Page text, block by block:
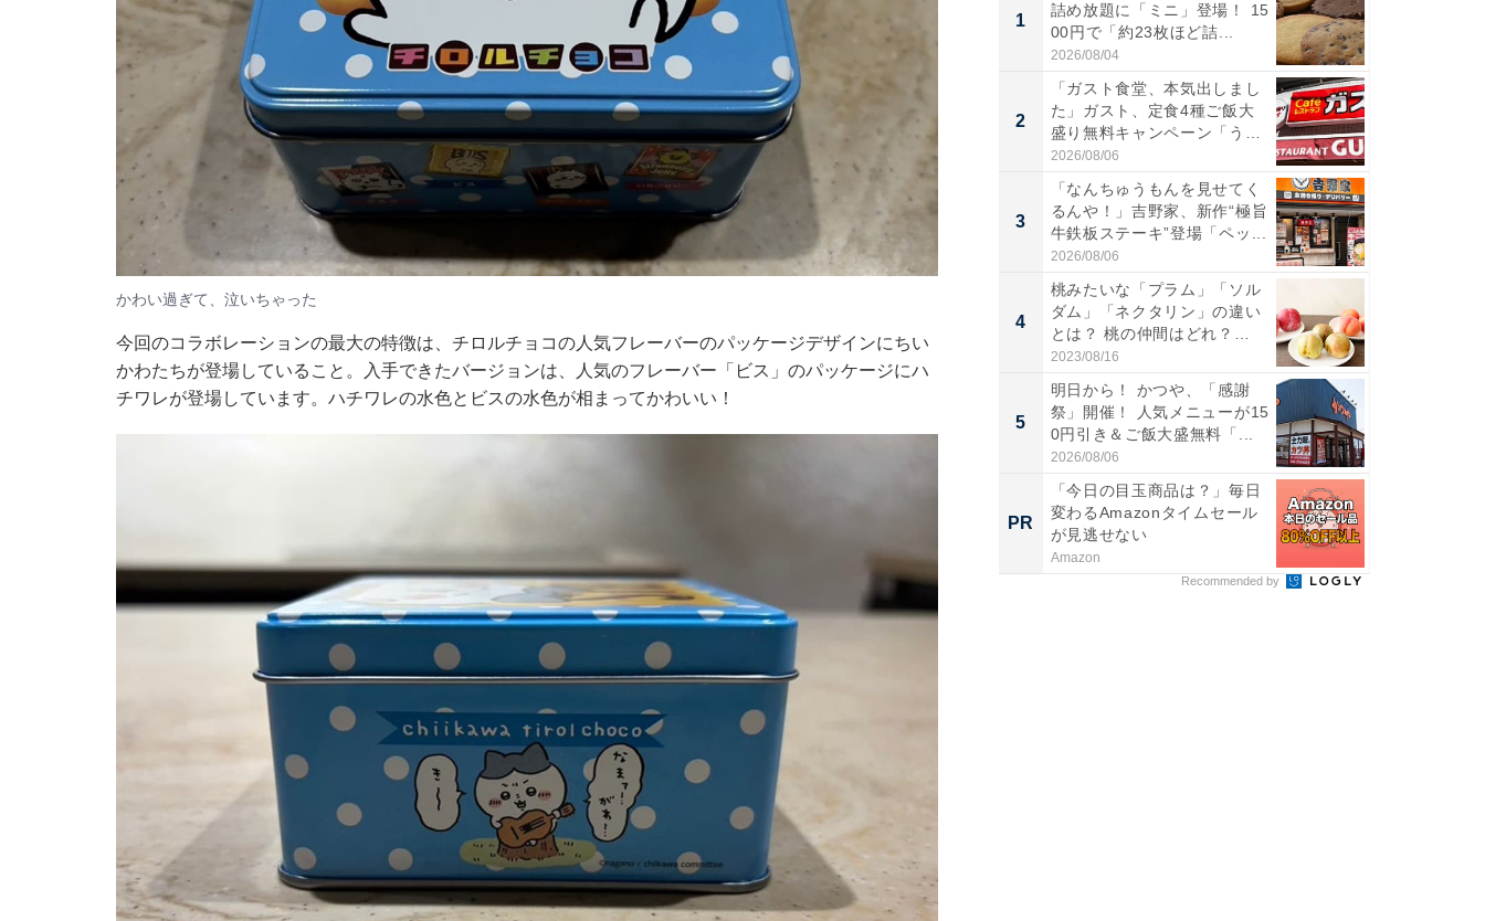
かわい過ぎて、泣いちゃった
今回のコラボレーションの最大の特徴は、チロルチョコの人気フレーバーのパッケージデザインにちい
かわたちが登場していること。入手できたバージョンは、人気のフレーバー「ビス」のパッケージにハ
チワレが登場しています。ハチワレの水色とビスの水色が相まってかわいい！
1
詰め放題に「ミニ」登場！ 15
00円で「約23枚ほど詰...
2026/08/04
2
「ガスト食堂、本気出しまし
た」ガスト、定食4種ご飯大
盛り無料キャンペーン「うお
お...
2026/08/06
3
「なんちゅうもんを見せてく
るんや！」吉野家、新作“極旨
牛鉄板ステーキ”登場「ペッ...
2026/08/06
4
桃みたいな「プラム」「ソル
ダム」「ネクタリン」の違い
とは？ 桃の仲間はどれ？
味...
2023/08/16
5
明日から！ かつや、「感謝
祭」開催！ 人気メニューが15
0円引き＆ご飯大盛無料「...
2026/08/06
PR
「今日の目玉商品は？」毎日
変わるAmazonタイムセール
が見逃せない
Amazon
Recommended by